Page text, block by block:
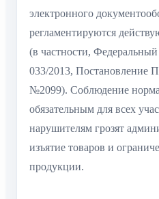
электронного
регламентируются
(в частности,
033/2013, Постановление
№2099). Соблюдение
обязательным для всех
нарушителям грозят
изъятие товаров и
продукции.